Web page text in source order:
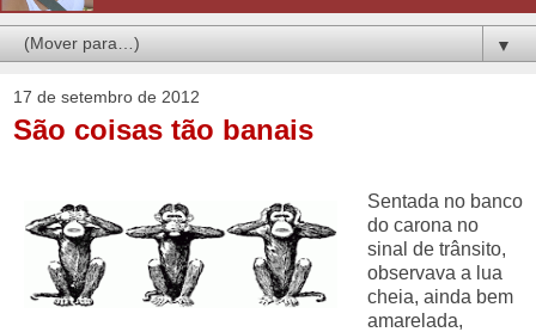
▼
17 de setembro de 2012
São coisas tão banais
Sentada no banco
do carona no
sinal de trânsito,
observava a lua
cheia, ainda bem
amarelada,